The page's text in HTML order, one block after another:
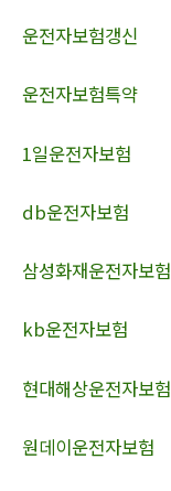
운전자보험갱신
운전자보험특약
1일운전자보험
db운전자보험
삼성화재운전자보험
kb운전자보험
현대해상운전자보험
원데이운전자보험